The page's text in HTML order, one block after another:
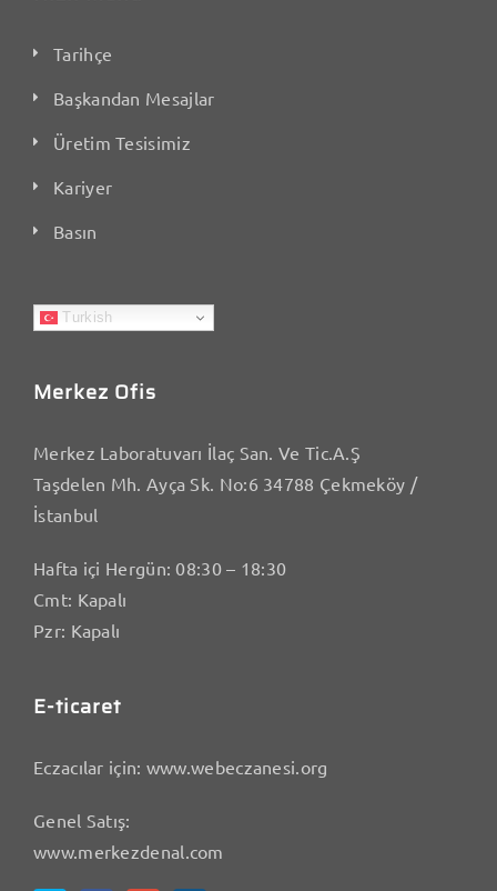
Tarihçe
Başkandan Mesajlar
Üretim Tesisimiz
Kariyer
Basın
Turkish
Merkez Ofis
Merkez Laboratuvarı İlaç San. Ve Tic.A.Ş
Taşdelen Mh. Ayça Sk. No:6 34788 Çekmeköy /
İstanbul
Hafta içi Hergün: 08:30 – 18:30
Cmt: Kapalı
Pzr: Kapalı
E-ticaret
Eczacılar için: www.webeczanesi.org
Genel Satış:
www.merkezdenal.com